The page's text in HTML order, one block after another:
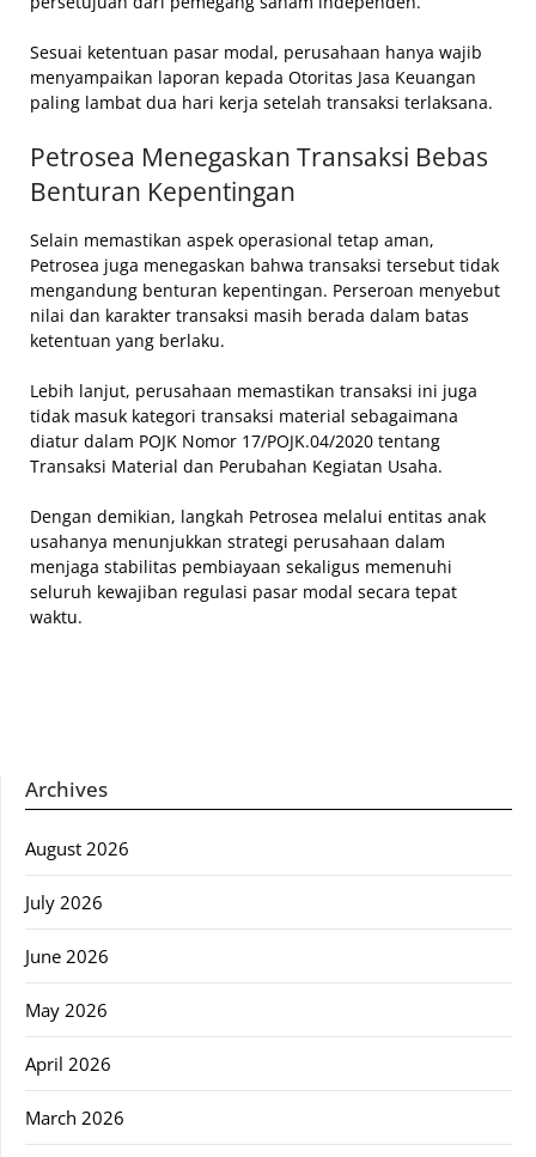
Sesuai ketentuan pasar modal, perusahaan hanya wajib
menyampaikan laporan kepada Otoritas Jasa Keuangan
paling lambat dua hari kerja setelah transaksi terlaksana.
Petrosea Menegaskan Transaksi Bebas
Benturan Kepentingan
Selain memastikan aspek operasional tetap aman,
Petrosea juga menegaskan bahwa transaksi tersebut tidak
mengandung benturan kepentingan. Perseroan menyebut
nilai dan karakter transaksi masih berada dalam batas
ketentuan yang berlaku.
Lebih lanjut, perusahaan memastikan transaksi ini juga
tidak masuk kategori transaksi material sebagaimana
diatur dalam POJK Nomor 17/POJK.04/2020 tentang
Transaksi Material dan Perubahan Kegiatan Usaha.
Dengan demikian, langkah Petrosea melalui entitas anak
usahanya menunjukkan strategi perusahaan dalam
menjaga stabilitas pembiayaan sekaligus memenuhi
seluruh kewajiban regulasi pasar modal secara tepat
waktu.
Archives
August 2026
July 2026
June 2026
May 2026
April 2026
March 2026